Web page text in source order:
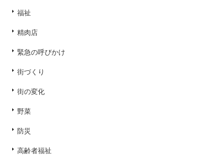
福祉
精肉店
緊急の呼びかけ
街づくり
街の変化
野菜
防災
高齢者福祉